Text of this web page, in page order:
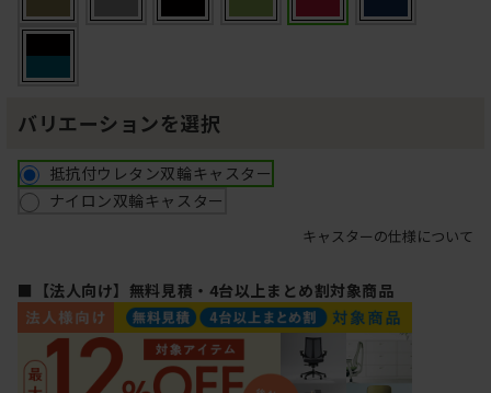
バリエーションを選択
抵抗付ウレタン双輪キャスター
ナイロン双輪キャスター
キャスターの仕様について
■【法人向け】無料見積・4台以上まとめ割対象商品